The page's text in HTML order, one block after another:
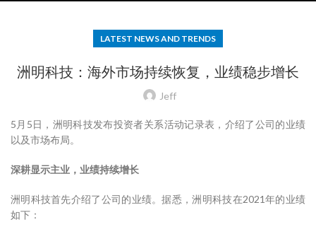
LATEST NEWS AND TRENDS
洲明科技：海外市场持续恢复，业绩稳步增长
Jeff
5月5日，洲明科技发布投资者关系活动记录表，介绍了公司的业绩
以及市场布局。
深耕显示主业，业绩持续增长
洲明科技首先介绍了公司的业绩。据悉，洲明科技在2021年的业绩
如下：